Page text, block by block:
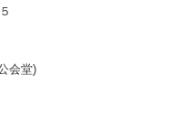
会堂)